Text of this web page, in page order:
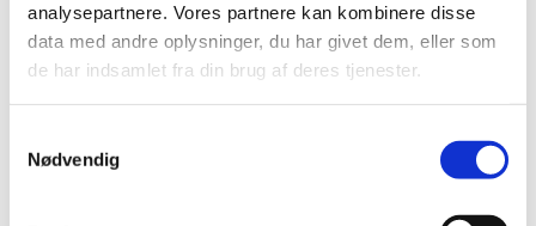
analysepartnere. Vores partnere kan kombinere disse
data med andre oplysninger, du har givet dem, eller som
de har indsamlet fra din brug af deres tjenester.
Nødvendig
Ideen om det enkeltes menneskes ydmyghed følger Mads fra
opvæksten gennem hele livet, men det er alligevel svært for
ham ikke at komme længere og længere væk fra en
afføder stolthed og tilfredshed, og derfor følger ydmygheden